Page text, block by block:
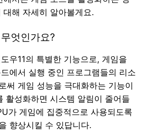
대해 자세히 알아볼게요.
엇인가요?
우11의 특별한 기능으로, 게임을
에서 실행 중인 프로그램들의 리소
써 게임 성능을 극대화하는 기능이
활성화하면 시스템 알림이 줄어들
가 게임에 집중적으로 사용되도록
향상시킬 수 있답니다.